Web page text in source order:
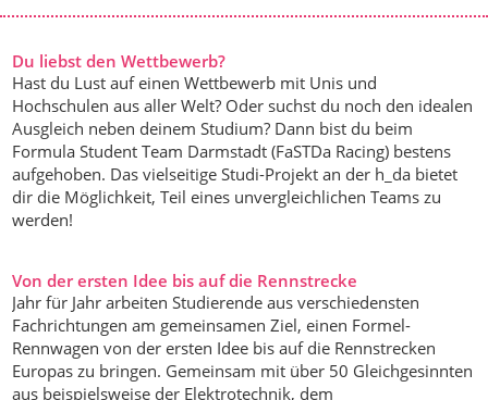
Du liebst den Wettbewerb?
Hast du Lust auf einen Wettbewerb mit Unis und
Hochschulen aus aller Welt? Oder suchst du noch den idealen
Ausgleich neben deinem Studium? Dann bist du beim
Formula Student Team Darmstadt (FaSTDa Racing) bestens
aufgehoben. Das vielseitige Studi-Projekt an der h_da bietet
dir die Möglichkeit, Teil eines unvergleichlichen Teams zu
werden!
Von der ersten Idee bis auf die Rennstrecke
Jahr für Jahr arbeiten Studierende aus verschiedensten
Fachrichtungen am gemeinsamen Ziel, einen Formel-
Rennwagen von der ersten Idee bis auf die Rennstrecken
Europas zu bringen. Gemeinsam mit über 50 Gleichgesinnten
aus beispielsweise der Elektrotechnik, dem